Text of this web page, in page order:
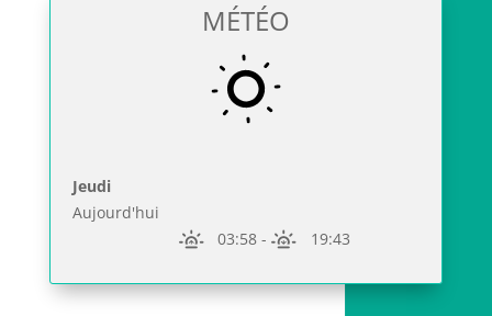
MÉTÉO
Jeudi
Aujourd'hui
03:58 - 19:43